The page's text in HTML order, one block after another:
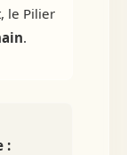
le Pilier
.
: